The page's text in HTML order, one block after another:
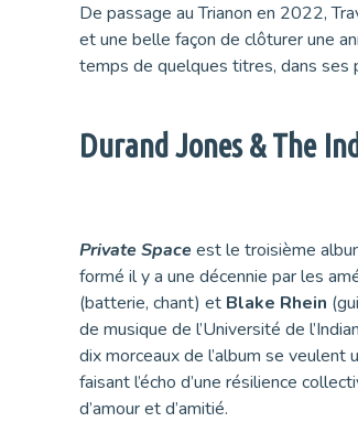
De passage au Trianon en 2022,
et une belle façon de clôturer une
temps de quelques titres, dans ses
Durand Jones & The
Private Spaceest le troisième
formé il y a une décennie par les
(batterie, chant) et Blake Rhein
de musique de l’Université de
dix morceaux de l’album se
faisant l’écho d’une résilience
d’amour et d’amitié.